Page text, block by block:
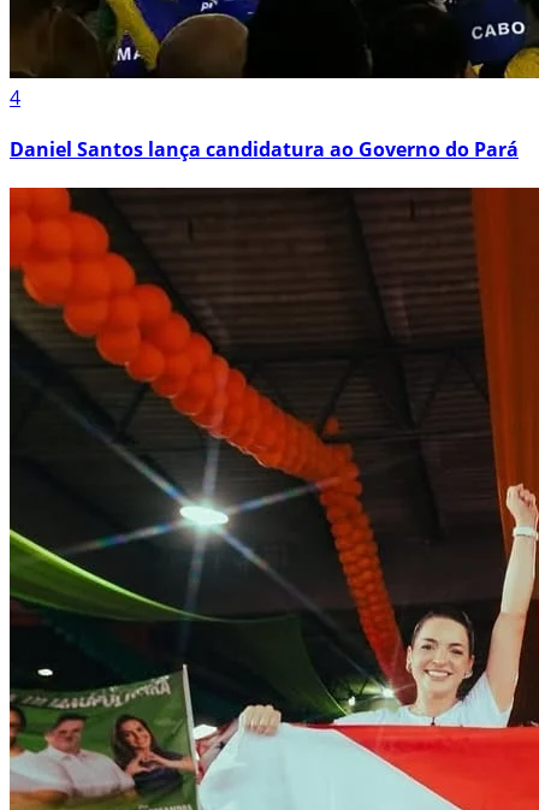
4
Daniel Santos lança candidatura ao Governo do Pará